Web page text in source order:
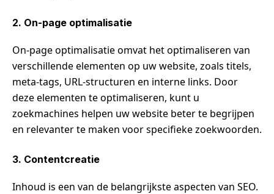
2. On-page optimalisatie
On-page optimalisatie omvat het optimaliseren van
verschillende elementen op uw website, zoals titels,
meta-tags, URL-structuren en interne links. Door
deze elementen te optimaliseren, kunt u
zoekmachines helpen uw website beter te begrijpen
en relevanter te maken voor specifieke zoekwoorden.
3. Contentcreatie
Inhoud is een van de belangrijkste aspecten van SEO.